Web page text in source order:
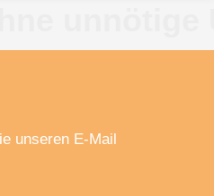
unseren E-Mail